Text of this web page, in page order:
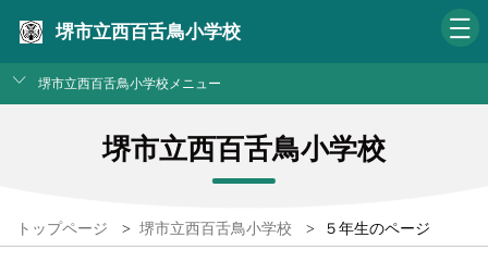
堺市立西百舌鳥小学校
堺市立西百舌鳥小学校メニュー
堺市立西百舌鳥小学校
トップページ > 堺市立西百舌鳥小学校 > ５年生のページ